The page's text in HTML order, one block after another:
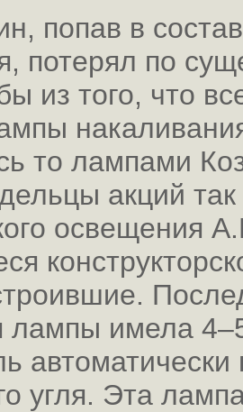
попав в
потерял по
из того, что
то лампами
акций
освещения
лампы имела
угля. Эта